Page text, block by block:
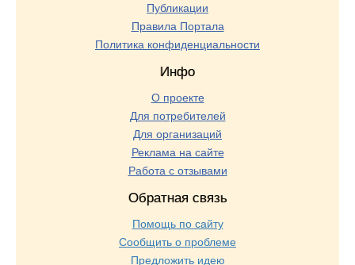
Публикации
Правила Портала
Политика конфиденциальности
Инфо
О проекте
Для потребителей
Для организаций
Реклама на сайте
Работа с отзывами
Обратная связь
Помощь по сайту
Сообщить о проблеме
Предложить идею